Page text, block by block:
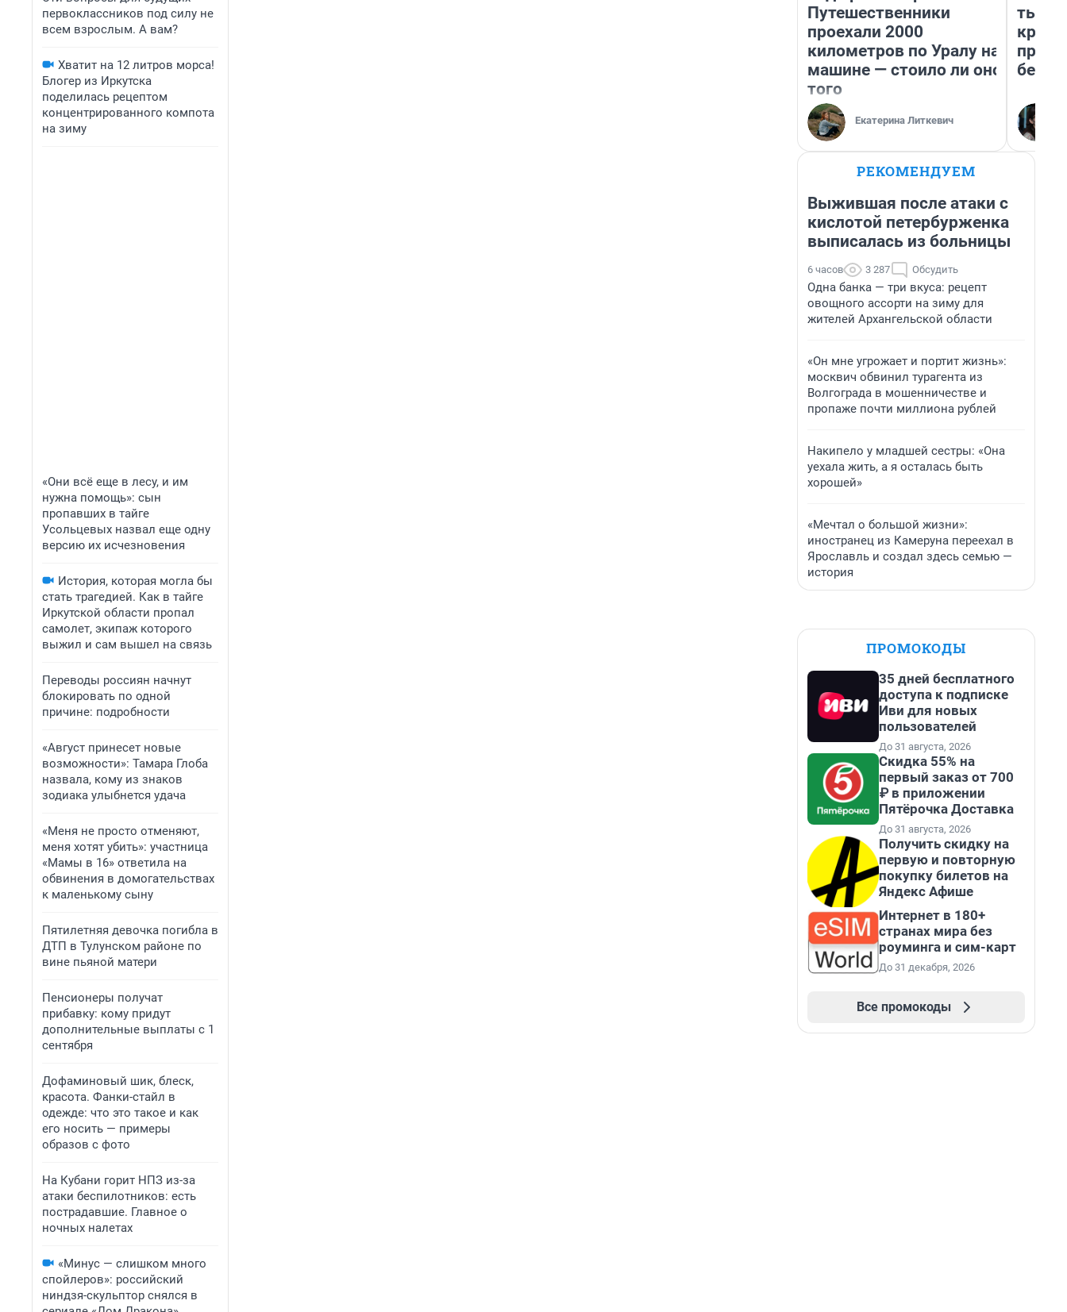
первоклассников под силу не
всем взрослым. А вам?
Хватит на 12 литров морса!
Блогер из Иркутска
поделилась рецептом
концентрированного компота
на зиму
«Они всё еще в лесу, и им
нужна помощь»: сын
пропавших в тайге
Усольцевых назвал еще одну
версию их исчезновения
История, которая могла бы
стать трагедией. Как в тайге
Иркутской области пропал
самолет, экипаж которого
выжил и сам вышел на связь
Переводы россиян начнут
блокировать по одной
причине: подробности
«Август принесет новые
возможности»: Тамара Глоба
назвала, кому из знаков
зодиака улыбнется удача
«Меня не просто отменяют,
меня хотят убить»: участница
«Мамы в 16» ответила на
обвинения в домогательствах
к маленькому сыну
Пятилетняя девочка погибла в
ДТП в Тулунском районе по
вине пьяной матери
Пенсионеры получат
прибавку: кому придут
дополнительные выплаты с 1
сентября
Дофаминовый шик, блеск,
красота. Фанки-стайл в
одежде: что это такое и как
его носить — примеры
образов с фото
На Кубани горит НПЗ из-за
атаки беспилотников: есть
пострадавшие. Главное о
ночных налетах
«Минус — слишком много
спойлеров»: российский
ниндзя-скульптор снялся в
Путешественники
проехали 2000
километров по Уралу на
машине — стоило ли оно
того
Екатерина Литкевич
РЕКОМЕНДУЕМ
Выжившая после атаки с
кислотой петербурженка
выписалась из больницы
6 часов 3 287 Обсудить
Одна банка — три вкуса: рецепт
овощного ассорти на зиму для
жителей Архангельской области
«Он мне угрожает и портит жизнь»:
москвич обвинил турагента из
Волгограда в мошенничестве и
пропаже почти миллиона рублей
Накипело у младшей сестры: «Она
уехала жить, а я осталась быть
хорошей»
«Мечтал о большой жизни»:
иностранец из Камеруна переехал в
Ярославль и создал здесь семью —
история
ПРОМОКОДЫ
35 дней бесплатного
доступа к подписке
Иви для новых
пользователей
До 31 августа, 2026
Скидка 55% на
первый заказ от 700
₽ в приложении
Пятёрочка Доставка
До 31 августа, 2026
Получить скидку на
первую и повторную
покупку билетов на
Яндекс Афише
Интернет в 180+
странах мира без
роуминга и сим-карт
До 31 декабря, 2026
Все промокоды